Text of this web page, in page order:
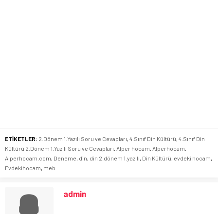
ETİKETLER: 2.Dönem 1.Yazılı Soru ve Cevapları, 4.Sınıf Din Kültürü, 4.Sınıf Din
Kültürü 2.Dönem 1.Yazılı Soru ve Cevapları, Alper hocam, Alperhocam,
Alperhocam.com, Deneme, din, din 2.dönem 1.yazılı, Din Kültürü, evdeki hocam,
Evdekihocam, meb
admin